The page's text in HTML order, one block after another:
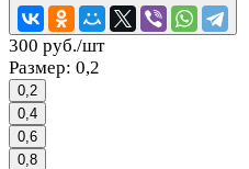
300 руб./шт
Размер: 0,2
0,2
0,4
0,6
0,8